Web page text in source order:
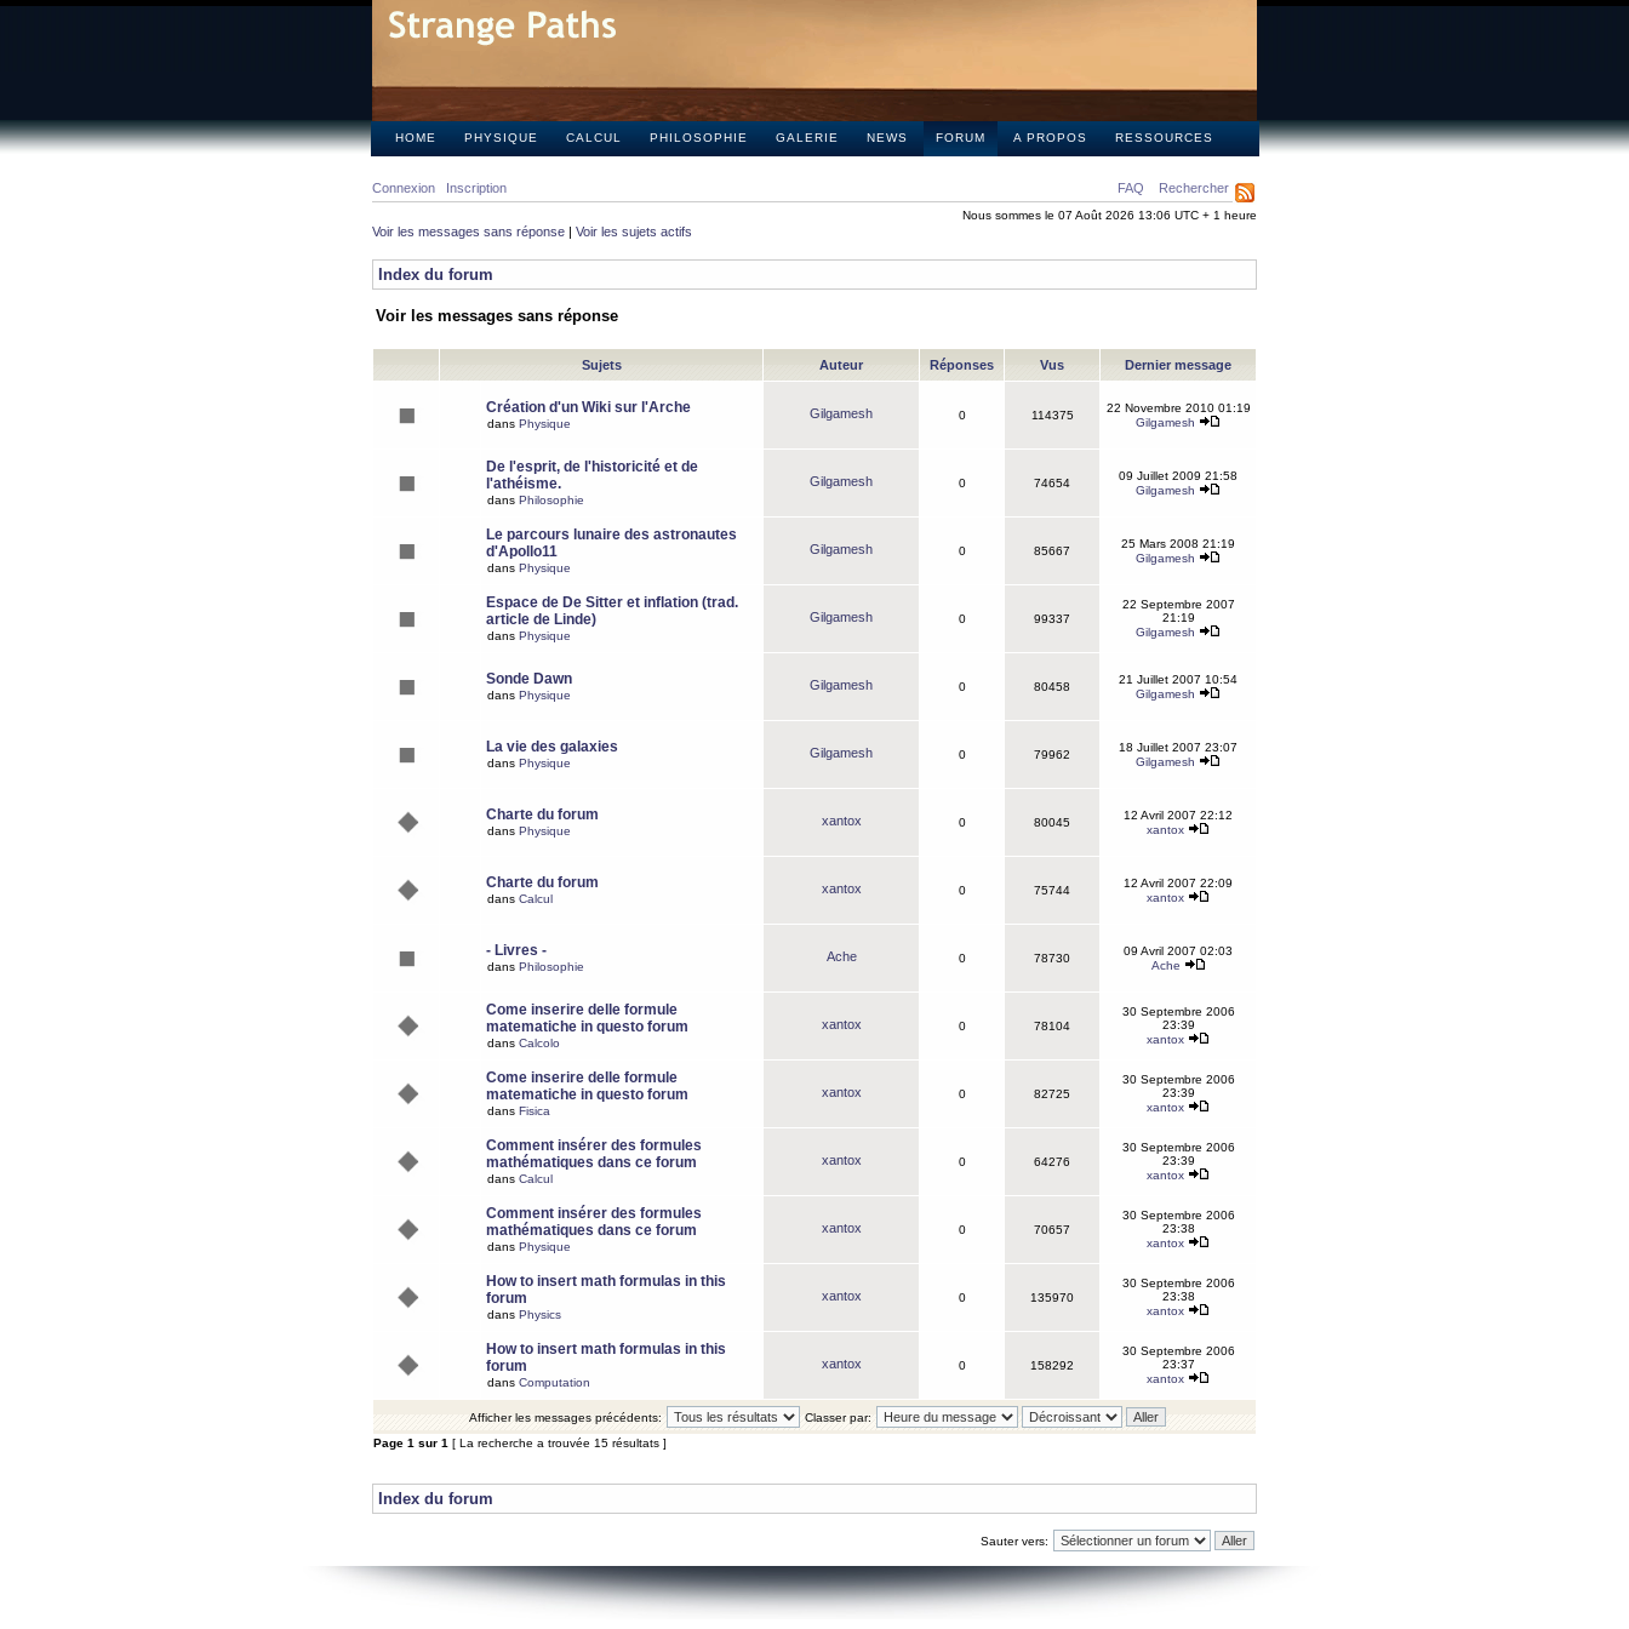
HOME PHYSIQUE CALCUL PHILOSOPHIE GALERIE NEWS FORUM A PROPOS RESSOURCES
FAQ Rechercher
Connexion Inscription
Nous sommes le 07 Août 2026 13:06 UTC + 1 heure
Voir les messages sans réponse | Voir les sujets actifs
Index du forum
Voir les messages sans réponse
Sujets Auteur Réponses Vus Dernier message
Création d'un Wiki sur l'Arche
dans Physique
Gilgamesh 0 114375
22 Novembre 2010 01:19
Gilgamesh
De l'esprit, de l'historicité et de
l'athéisme.
dans Philosophie
Gilgamesh 0 74654
09 Juillet 2009 21:58
Gilgamesh
Le parcours lunaire des astronautes
d'Apollo11
dans Physique
Gilgamesh 0 85667
25 Mars 2008 21:19
Gilgamesh
Espace de De Sitter et inflation (trad.
article de Linde)
dans Physique
Gilgamesh 0 99337
22 Septembre 2007
21:19
Gilgamesh
Sonde Dawn
dans Physique
Gilgamesh 0 80458
21 Juillet 2007 10:54
Gilgamesh
La vie des galaxies
dans Physique
Gilgamesh 0 79962
18 Juillet 2007 23:07
Gilgamesh
Charte du forum
dans Physique
xantox 0 80045
12 Avril 2007 22:12
xantox
Charte du forum
dans Calcul
xantox 0 75744
12 Avril 2007 22:09
xantox
- Livres -
dans Philosophie
Ache 0 78730
09 Avril 2007 02:03
Ache
Come inserire delle formule
matematiche in questo forum
dans Calcolo
xantox 0 78104
30 Septembre 2006
23:39
xantox
Come inserire delle formule
matematiche in questo forum
dans Fisica
xantox 0 82725
30 Septembre 2006
23:39
xantox
Comment insérer des formules
mathématiques dans ce forum
dans Calcul
xantox 0 64276
30 Septembre 2006
23:39
xantox
Comment insérer des formules
mathématiques dans ce forum
dans Physique
xantox 0 70657
30 Septembre 2006
23:38
xantox
How to insert math formulas in this
forum
dans Physics
xantox 0 135970
30 Septembre 2006
23:38
xantox
How to insert math formulas in this
forum
dans Computation
xantox 0 158292
30 Septembre 2006
23:37
xantox
Afficher les messages précédents:
Classer par:
Page 1 sur 1 [ La recherche a trouvée 15 résultats ]
Index du forum
Sauter vers: